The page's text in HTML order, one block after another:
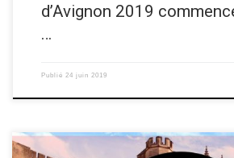
d’Avignon 2019
…
Publié 24 juin 2019